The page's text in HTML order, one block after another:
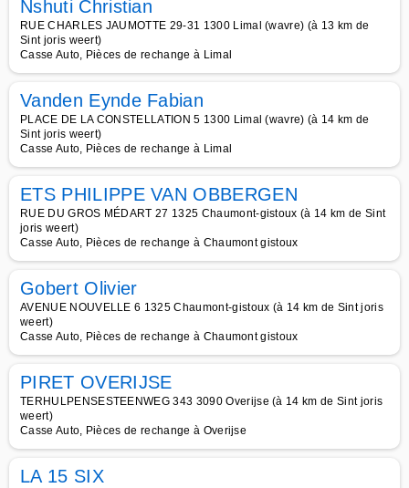
Nshuti Christian
RUE CHARLES JAUMOTTE 29-31 1300 Limal (wavre) (à 13 km de
Sint joris weert)
Casse Auto, Pièces de rechange à Limal
Vanden Eynde Fabian
PLACE DE LA CONSTELLATION 5 1300 Limal (wavre) (à 14 km de
Sint joris weert)
Casse Auto, Pièces de rechange à Limal
ETS PHILIPPE VAN OBBERGEN
RUE DU GROS MÉDART 27 1325 Chaumont-gistoux (à 14 km de Sint
joris weert)
Casse Auto, Pièces de rechange à Chaumont gistoux
Gobert Olivier
AVENUE NOUVELLE 6 1325 Chaumont-gistoux (à 14 km de Sint joris
weert)
Casse Auto, Pièces de rechange à Chaumont gistoux
PIRET OVERIJSE
TERHULPENSESTEENWEG 343 3090 Overijse (à 14 km de Sint joris
weert)
Casse Auto, Pièces de rechange à Overijse
LA 15 SIX